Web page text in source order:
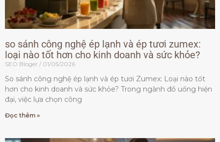
so sánh công nghệ ép lạnh và ép tươi zumex:
loại nào tốt hơn cho kinh doanh và sức khỏe?
SEO Bloger 01/05/2026
So sánh công nghệ ép lạnh và ép tươi Zumex: Loại nào tốt
hơn cho kinh doanh và sức khỏe? Trong ngành đồ uống hiện
đại, việc lựa chọn công
Đọc thêm »